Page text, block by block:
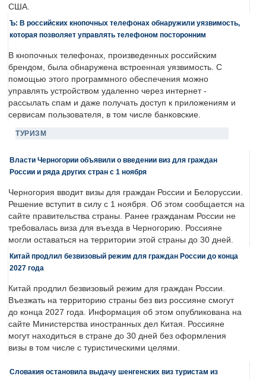
США.
Ъ: В российских кнопочных телефонах обнаружили уязвимость,
которая позволяет управлять телефоном посторонним
В кнопочных телефонах, произведенных российским
брендом, была обнаружена встроенная уязвимость. С
помощью этого программного обеспечения можно
управлять устройством удаленно через интернет -
рассылать спам и даже получать доступ к приложениям и
сервисам пользователя, в том числе банковские.
ТУРИЗМ
Власти Черногории объявили о введении виз для граждан
России и ряда других стран с 1 ноября
Черногория вводит визы для граждан России и Белоруссии.
Решение вступит в силу с 1 ноября. Об этом сообщается на
сайте правительства страны. Ранее гражданам России не
требовалась виза для въезда в Черногорию. Россияне
могли оставаться на территории этой страны до 30 дней.
Китай продлил безвизовый режим для граждан России до конца
2027 года
Китай продлил безвизовый режим для граждан России.
Въезжать на территорию страны без виз россияне смогут
до конца 2027 года. Информация об этом опубликована на
сайте Министерства иностранных дел Китая. Россияне
могут находиться в стране до 30 дней без оформления
визы в том числе с туристическими целями.
Словакия остановила выдачу шенгенских виз туристам из